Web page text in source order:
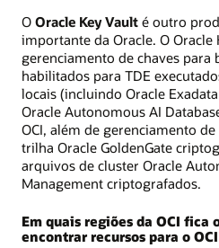
O Oracle Key Vault é outro
importante da Oracle. O Oracle
gerenciamento de chaves para
habilitados para TDE
locais (incluindo Oracle
Oracle Autonomous AI
OCI, além de gerenciamento
trilha Oracle GoldenGate
arquivos de cluster Oracle
Management criptografados.
Em quais regiões da OCI fica
encontrar recursos para o